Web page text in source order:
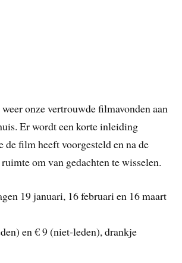
onze vertrouwde filmavonden aan
Er wordt een korte inleiding
de film heeft voorgesteld en na de
om van gedachten te wisselen.
19 januari, 16 februari en 16 maart
en € 9 (niet-leden), drankje